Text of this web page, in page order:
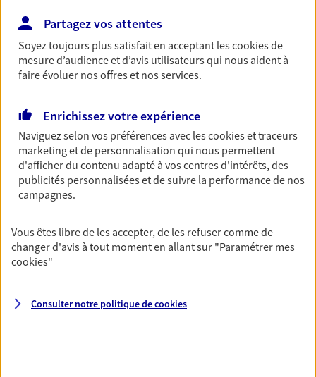
revenus.
Découvrir l'offre Garantie Accidents de la Vie
OBTENIR UN TARIF EN LIGNE
Multirisque Entreprise
Gagnez en simplicité et en sérénité avec votre
assurance multirisque entreprise. Un contrat
unique pour protéger vos locaux, matériels pro,
équipements et stocks… sans oublier votre
Découvrir l'offre Multirisque Entreprise
Partagez vos attentes
Soyez toujours plus satisfait en acceptant lescookiesde
mesure d’audience et d’avis utilisateurs qui nous aident à
faire évoluer nos offres et nos services.
Enrichissez votre expérience
Naviguez selon vos préférences avec lescookies et traceurs
marketing et de personnalisation qui nous permettent
d'afficher du contenu adapté à vos centres d'intérêts, des
publicités personnalisées et de suivre la performance de nos
campagnes.
Vous êtes libre de les accepter, de les refuser comme de
changer d'avis à tout moment en allant sur "Paramétrer mes
cookies"
Consulter notre politique decookies